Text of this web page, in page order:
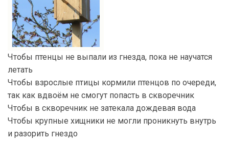
Чтобы птенцы не выпали из гнезда, пока не научатся
летать
Чтобы взрослые птицы кормили птенцов по очереди,
так как вдвоём не смогут попасть в скворечник
Чтобы в скворечник не затекала дождевая вода
Чтобы крупные хищники не могли проникнуть внутрь
и разорить гнездо